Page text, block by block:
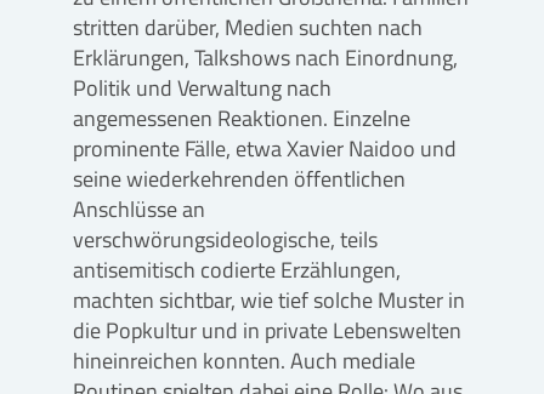
stritten darüber, Medien suchten nach
Erklärungen, Talkshows nach Einordnung,
Politik und Verwaltung nach
angemessenen Reaktionen. Einzelne
prominente Fälle, etwa Xavier Naidoo und
seine wiederkehrenden öffentlichen
Anschlüsse an
verschwörungsideologische, teils
antisemitisch codierte Erzählungen,
machten sichtbar, wie tief solche Muster in
die Popkultur und in private Lebenswelten
hineinreichen konnten. Auch mediale